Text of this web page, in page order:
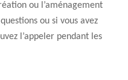
ou l’aménagement
ou si vous avez
l’appeler pendant les